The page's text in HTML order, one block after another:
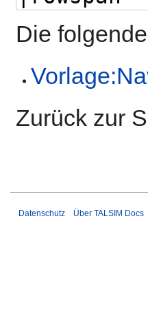
Die
Zurück zur
Datenschutz Über TALSIM Docs